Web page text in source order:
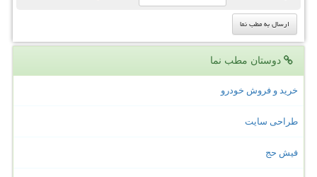
دوستان مطب نما
خرید و فروش خودرو
طراحی سایت
فیش حج